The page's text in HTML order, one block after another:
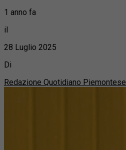
1 anno fa
il
28 Luglio 2025
Di
Redazione Quotidiano Piemontese